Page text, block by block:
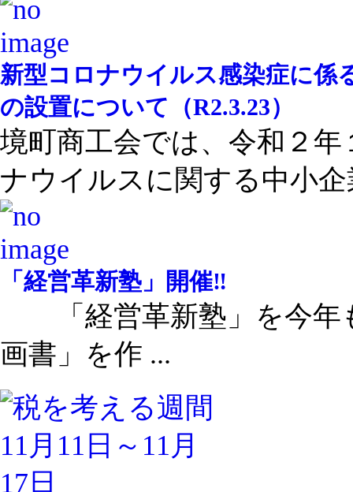
新型コロナウイルス感染症に係
の設置について（R2.3.23）
境町商工会では、令和２
ナウイルスに関する中小企
「経営革新塾」開催‼
「経営革新塾」を今年
画書」を作 ...